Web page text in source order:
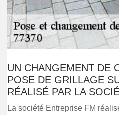
UN CHANGEMENT DE
POSE DE GRILLAGE
RÉALISÉ PAR LA
La société Entreprise FM